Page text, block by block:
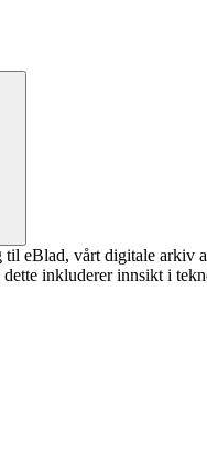
eBlad, vårt digitale
inkluderer innsikt i